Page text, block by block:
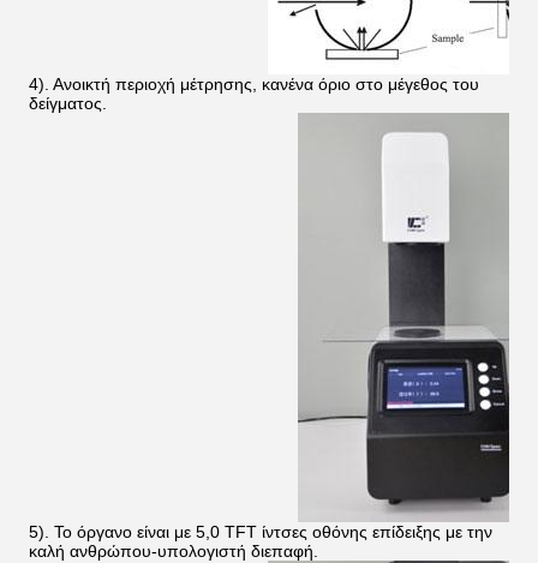
4). Ανοικτή περιοχή μέτρησης, κανένα όριο στο μέγεθος του
δείγματος.
5). Το όργανο είναι με 5,0 TFT ίντσες οθόνης επίδειξης με την
καλή ανθρώπου-υπολογιστή διεπαφή.